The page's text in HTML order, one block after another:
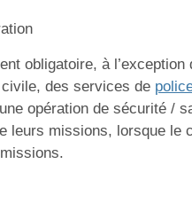
obligatoire, à l’exception
des services de
opération de sécurité /
leurs missions, lorsque le